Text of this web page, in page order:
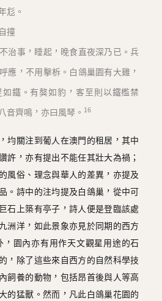
尨。
撞
治事，睡起，晚食直夜深乃已。兵
應，不用擊柝。白鴿巢園有大雞，
鐵。有獒如豹，客至則以鐵檻禁
音齊鳴，亦曰風琴。 16
均關注到葡人在澳門的租居，其中
許，亦有提出不能任其壯大為禍；
風俗、理念與華人的差異，亦提及
。詩中的注均提及白鴿巢，從中可
石上築有亭子，詩人便是登臨該處
洲洋，如此景象亦見於同期的西方
園內亦有用作天文觀星用途的石
，除了這些來自西方的自然科學技
飼養的動物，包括昂首後與人等高
的猛獸。然而，凡此白鴿巢花園的